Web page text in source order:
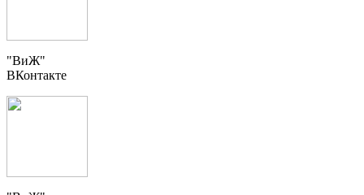
"ВиЖ"
ВКонтакте